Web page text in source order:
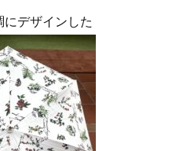
デザインした